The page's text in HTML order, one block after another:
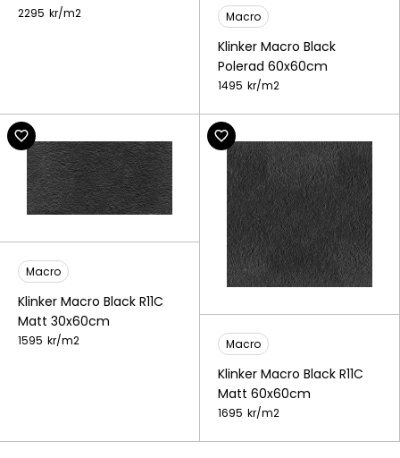
2295 kr/m2 Macro
Klinker Macro Black
Polerad 60x60cm
1495 kr/m2
Macro
Klinker Macro Black R11C
Matt 30x60cm
1595 kr/m2 Macro
Klinker Macro Black R11C
Matt 60x60cm
1695 kr/m2